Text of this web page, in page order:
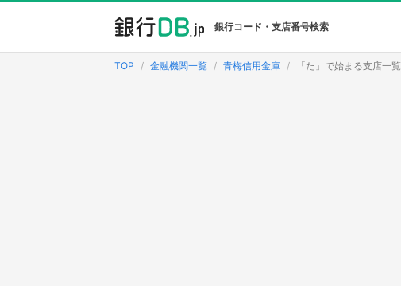
銀行コード・支店番号検索
TOP 金融機関一覧 青梅信用金庫 「た」で始まる支店一覧